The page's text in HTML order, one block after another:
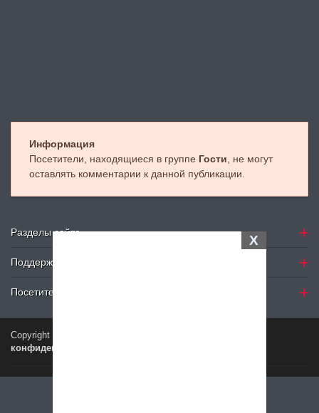
X
Информация
Посетители, находящиеся в группе Гости , не могут
оставлять комментарии к данной публикации.
Разделы сайта
Поддержка
Посетителю
Copyright © 2024
конфиденциальности